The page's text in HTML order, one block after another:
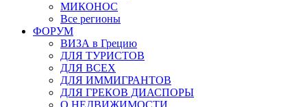
МИКОНОС
Все регионы
ФОРУМ
ВИЗА в Грецию
ДЛЯ ТУРИСТОВ
ДЛЯ ВСЕХ
ДЛЯ ИММИГРАНТОВ
ДЛЯ ГРЕКОВ ДИАСПОРЫ
О НЕДВИЖИМОСТИ